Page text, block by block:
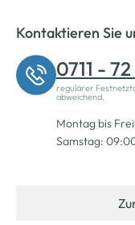
Kontaktieren Sie
0711 -
regulärer
abweichend.
Montag bis
Samstag: